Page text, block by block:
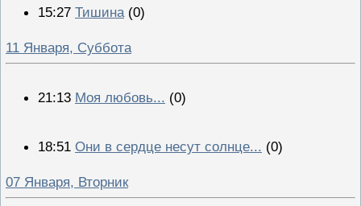
15:27 Тишина (0)
11 Января, Суббота
21:13 Моя любовь... (0)
18:51 Они в сердце несут солнце... (0)
07 Января, Вторник